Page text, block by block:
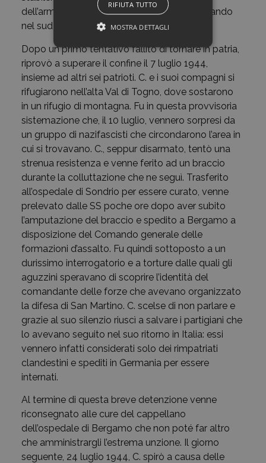
dell’armata italiana che si andava riorganizzando
nel sud del paese e con le forze alleate.
Dopo un primo tentativo fallito di tornare in patria,
riprovò a superare il confine il 7 luglio 1944,
insieme ad altri sei patrioti. C. e i suoi compagni si
rifugiarono nell’alta Val di Togno, dove sostarono
in un rifugio di montagna. Fu in questa provvisoria
sistemazione che, il 10 luglio, vennero sorpresi da
un gruppo di nazifascisti che circondarono l’area in
cui si trovavano. C., seppur disarmato, tentò una
strenua resistenza e venne ferito ad un braccio
durante la colluttazione che ne seguì. Trasferito
all’ospedale di Sondrio per essere curato, venne
prelevato dalle SS poche ore dopo aver subito
l’amputazione del braccio e spedito a Bergamo a
disposizione del Comando generale delle
formazioni d’assalto. Fu quindi sottoposto a un
durissimo interrogatorio e a torture dalle quali gli
aguzzini speravano di scoprire l’identità del
comandante delle forze che avevano organizzato
la difesa di San Martino. C. scelse di non parlare e
grazie al suo silenzio riuscì a salvare i partigiani che
lo avevano seguito nel suo ritorno in Italia: essi
vennero infatti considerati solo dei rimpatriati
clandestini e spediti in Germania per essere
internati.
Al termine di questa breve detenzione venne
riconsegnato alle cure del cappellano
dell’ospedale di Bergamo che non poté far altro
che amministrargli l’estrema unzione. Il giorno
seguente, 24 luglio 1944, C. spirò a causa delle
RIFIUTA TUTTO
MOSTRA DETTAGLI